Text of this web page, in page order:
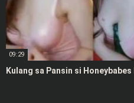
09:29
Kulang sa Pansin si